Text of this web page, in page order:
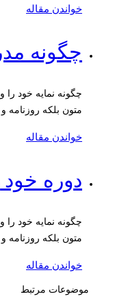
خواندن مقاله
چگونه
چگونه نمایه خود
متون بلکه
خواندن مقاله
دوره خود
چگونه نمایه خود
متون بلکه
خواندن مقاله
موضوعات مرتبط